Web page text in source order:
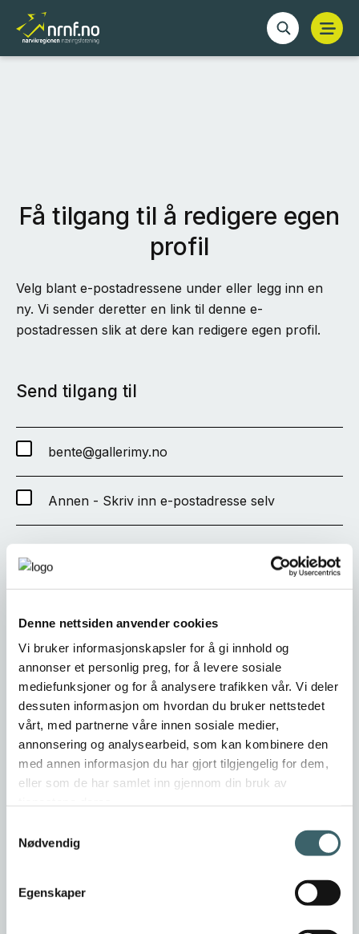
Denne nettsiden anvender cookies
Vi bruker informasjonskapsler for å gi innhold og
annonser et personlig preg, for å levere sosiale
mediefunksjoner og for å analysere trafikken vår. Vi deler
dessuten informasjon om hvordan du bruker nettstedet
vårt, med partnerne våre innen sosiale medier,
annonsering og analysearbeid, som kan kombinere den
med annen informasjon du har gjort tilgjengelig for dem,
eller som de har samlet inn gjennom din bruk av
Nødvendig
Egenskaper
Få tilgang til å redigere egen
profil
Velg blant e-postadressene under eller legg inn en
ny. Vi sender deretter en link til denne e-
postadressen slik at dere kan redigere egen profil.
Send tilgang til
bente@gallerimy.no
Annen - Skriv inn e-postadresse selv